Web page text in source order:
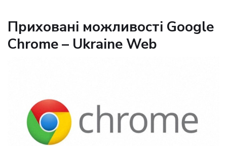
Приховані можливості Google
Chrome – Ukraine Web